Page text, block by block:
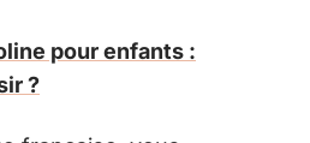
pour enfants :
?